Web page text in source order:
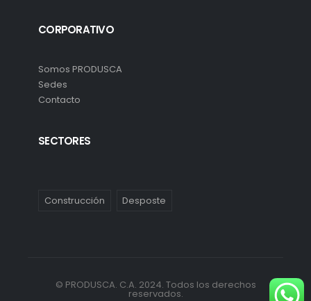
CORPORATIVO
Somos PRODUSCA
Sedes
Contacto
SECTORES
Construcción Desposte
© PRODUSCA. C.A. 2024. Todos los derechos
reservados.